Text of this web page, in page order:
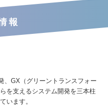
報
、GX（グリーントランスフォー
を支えるシステム開発を三本柱
います。